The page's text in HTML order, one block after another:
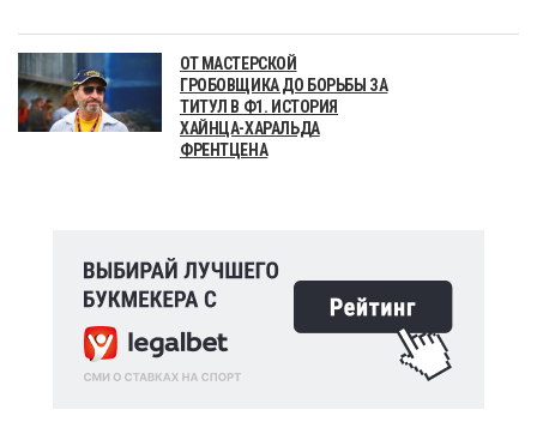
ОТ МАСТЕРСКОЙ
ГРОБОВЩИКА ДО БОРЬБЫ ЗА
ТИТУЛ В Ф1. ИСТОРИЯ
ХАЙНЦА-ХАРАЛЬДА
ФРЕНТЦЕНА